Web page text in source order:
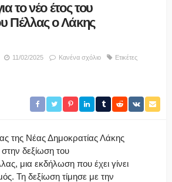
το νέο έτος του
Πέλλας ο Λάκης
11/02/2025 Κανένα σχόλιο Ετικέτες
της Νέας Δημοκρατίας Λάκης
δεξίωση του
μια εκδήλωση που έχει γίνει
Τη δεξίωση τίμησε με την